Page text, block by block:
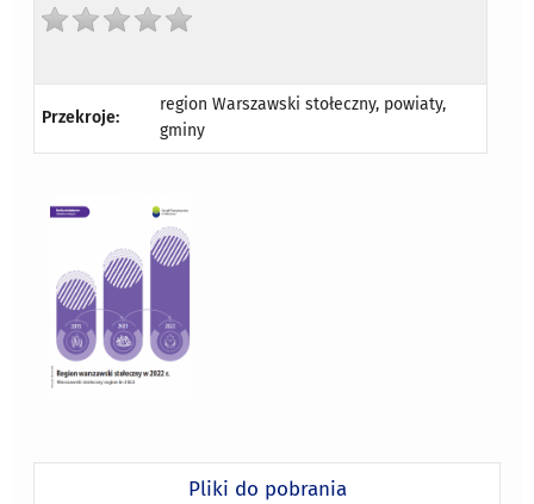
Przekroje:
region Warszawski stołeczny, powiaty,
gminy
Pliki do pobrania